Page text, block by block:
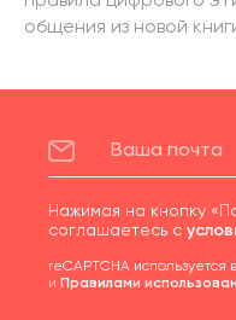
общения из новой
Нажимая на кнопку
соглашаетесь с
reCAPTCHA используется
и Правилами